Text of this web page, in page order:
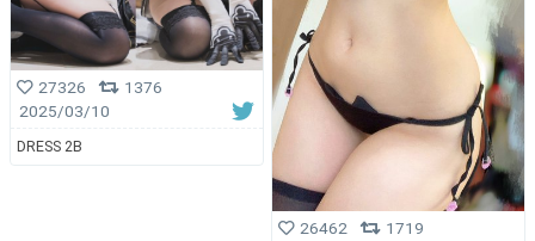
27326
1376
2025/03/10
DRESS 2B
26462
1719